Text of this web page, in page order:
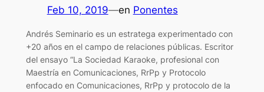
Feb 10, 2019—en Ponentes
Andrés Seminario es un estratega experimentado con
+20 años en el campo de relaciones públicas. Escritor
del ensayo “La Sociedad Karaoke, profesional con
Maestría en Comunicaciones, RrPp y Protocolo
enfocado en Comunicaciones, RrPp y protocolo de la